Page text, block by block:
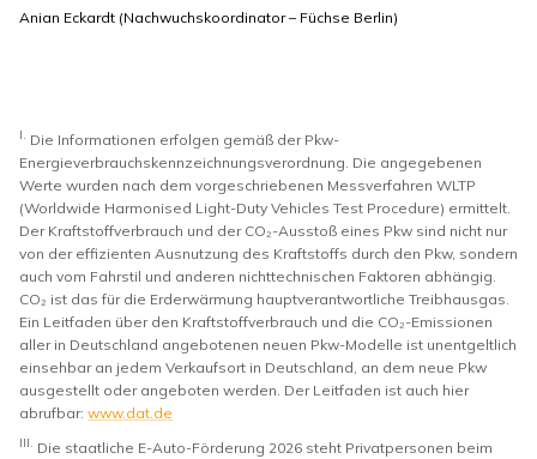
Anian Eckardt (Nachwuchskoordinator – Füchse Berlin)
I. Die Informationen erfolgen gemäß der Pkw-
Energieverbrauchskennzeichnungsverordnung. Die angegebenen
Werte wurden nach dem vorgeschriebenen Messverfahren WLTP
(Worldwide Harmonised Light-Duty Vehicles Test Procedure) ermittelt.
Der Kraftstoffverbrauch und der CO₂-Ausstoß eines Pkw sind nicht nur
von der effizienten Ausnutzung des Kraftstoffs durch den Pkw, sondern
auch vom Fahrstil und anderen nichttechnischen Faktoren abhängig.
CO₂ ist das für die Erderwärmung hauptverantwortliche Treibhausgas.
Ein Leitfaden über den Kraftstoffverbrauch und die CO₂-Emissionen
aller in Deutschland angebotenen neuen Pkw-Modelle ist unentgeltlich
einsehbar an jedem Verkaufsort in Deutschland, an dem neue Pkw
ausgestellt oder angeboten werden. Der Leitfaden ist auch hier
abrufbar: www.dat.de
III. Die staatliche E-Auto-Förderung 2026 steht Privatpersonen beim